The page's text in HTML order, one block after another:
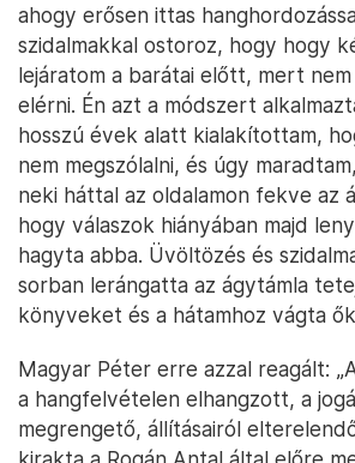
ahogy erősen ittas
szidalmakkal ostoroz, hogy hogy
lejáratom a barátai előtt, mert
elérni. Én azt a módszert
hosszú évek alatt kialakítottam,
nem megszólalni, és úgy
neki háttal az oldalamon fekve az
hogy válaszok hiányában majd
hagyta abba. Üvöltözés és
sorban lerángatta az ágytámla
könyveket és a hátamhoz vágta
Magyar Péter erre azzal reagált:
a hangfelvételen elhangzott, a
megrengető, állításairól